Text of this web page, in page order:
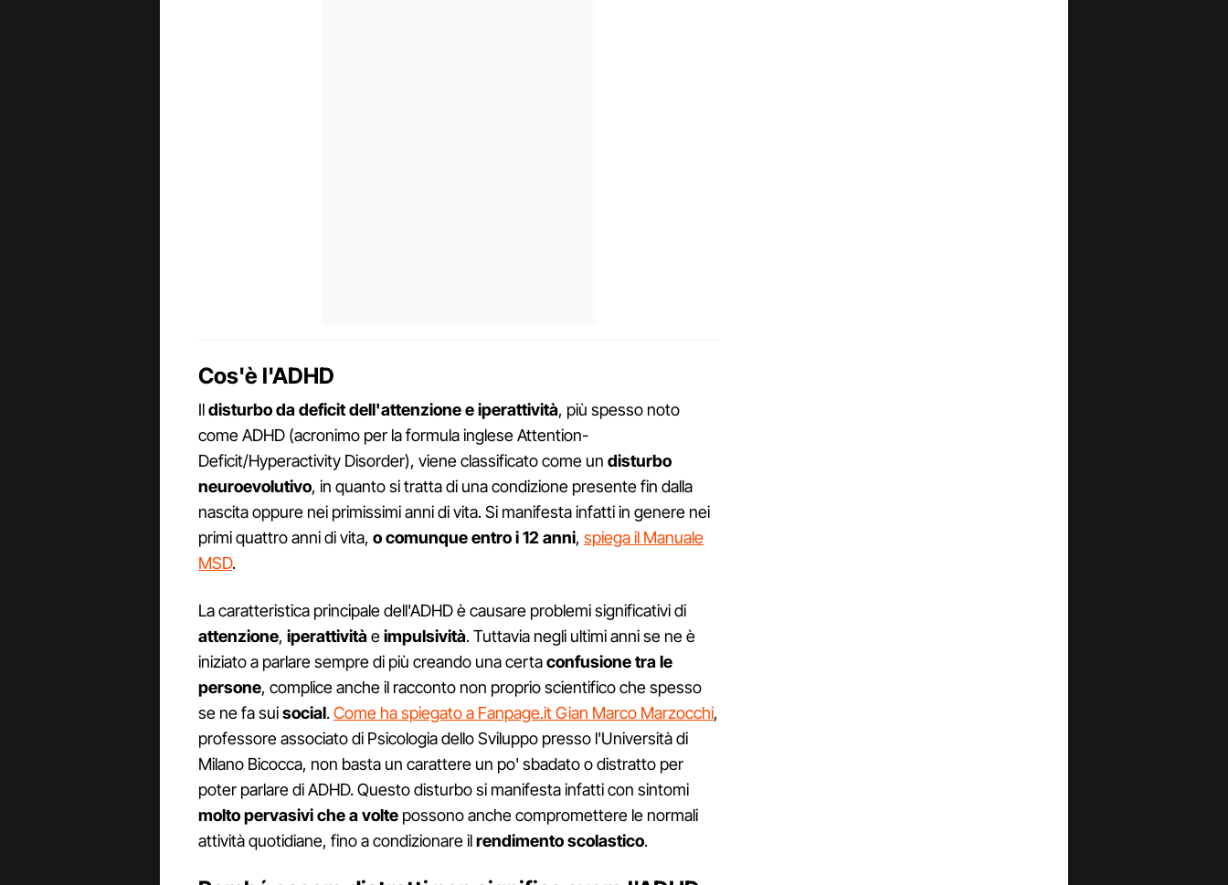
Cos'è l'ADHD
Ildisturbo da deficit dell'attenzione e iperattività, più spesso noto
come ADHD (acronimo per la formula inglese Attention-
Deficit/Hyperactivity Disorder), viene classificato come un disturbo
neuroevolutivo, in quanto si tratta di una condizione presente fin dalla
nascita oppure nei primissimi anni di vita. Si manifesta infatti in genere nei
primi quattro anni di vita, o comunque entro i 12 anni, spiega il Manuale
MSD.
La caratteristica principale dell'ADHD è causare problemi significativi di
attenzione, iperattivitàeimpulsività. Tuttavia negli ultimi anni se ne è
iniziato a parlare sempre di più creando una certaconfusionetra le
persone, complice anche il racconto non proprio scientifico che spesso
se ne fa suisocial.Come ha spiegato a Fanpage.it Gian Marco Marzocchi,
professore associato di Psicologia dello Sviluppo presso l'Università di
Milano Bicocca, non basta un carattere un po' sbadato o distratto per
poter parlare di ADHD. Questo disturbo si manifesta infatti con sintomi
molto pervasivi che a volte possono anche compromettere le normali
attività quotidiane, fino a condizionare ilrendimento scolastico.